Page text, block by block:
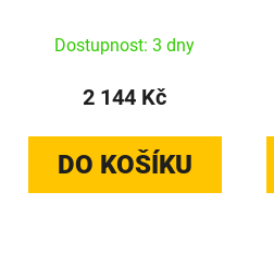
Dostupnost: 3 dny
2 144 Kč
DO KOŠÍKU